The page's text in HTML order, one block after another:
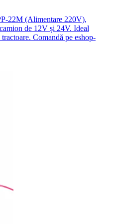
22M (Alimentare 220V),
de 12V și 24V. Ideal
Comandă pe eshop-